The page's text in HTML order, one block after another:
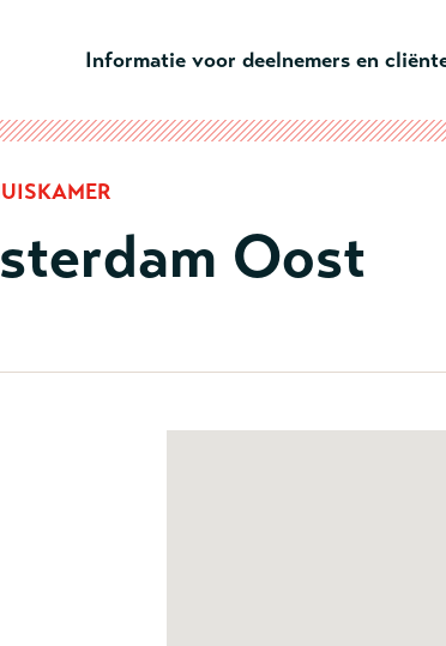
Informatie voor deelnemers en
Oost